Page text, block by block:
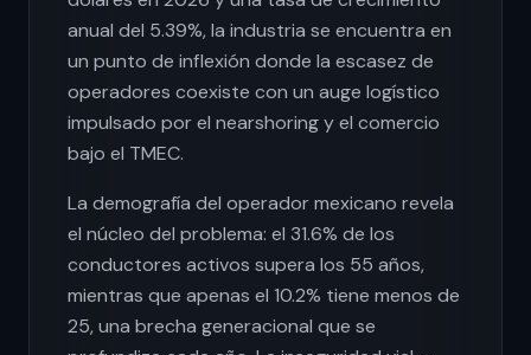
anual del 5.39%, la industria se encuentra en
un punto de inflexión donde la escasez de
operadores coexiste con un auge logístico
impulsado por el nearshoring y el comercio
bajo el TMEC.
La demografía del operador mexicano revela
el núcleo del problema: el 31.6% de los
conductores activos supera los 55 años,
mientras que apenas el 10.2% tiene menos de
25, una brecha generacional que se